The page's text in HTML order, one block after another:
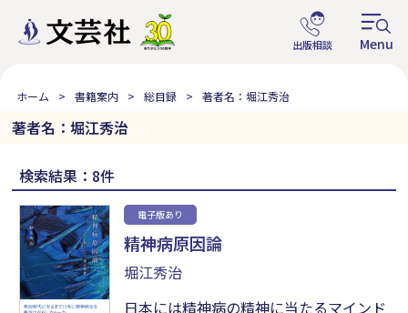
ホーム 書籍案内 総目録 著者名：堀江秀治
著者名：堀江秀治
検索結果：8件
電子版あり
精神病原因論
堀江秀治
日本には精神病の精神に当たるマインド